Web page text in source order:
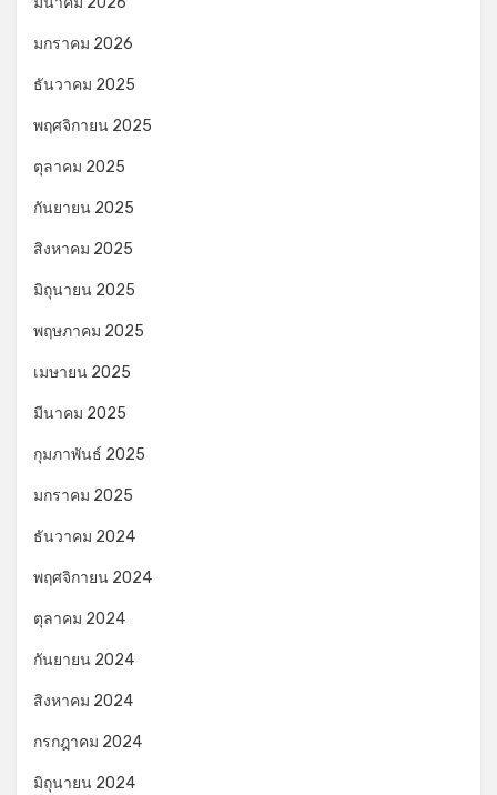
มกราคม 2026
ธันวาคม 2025
พฤศจิกายน 2025
ตุลาคม 2025
กันยายน 2025
สิงหาคม 2025
มิถุนายน 2025
พฤษภาคม 2025
เมษายน 2025
มีนาคม 2025
กุมภาพันธ์ 2025
มกราคม 2025
ธันวาคม 2024
พฤศจิกายน 2024
ตุลาคม 2024
กันยายน 2024
สิงหาคม 2024
กรกฎาคม 2024
มิถุนายน 2024